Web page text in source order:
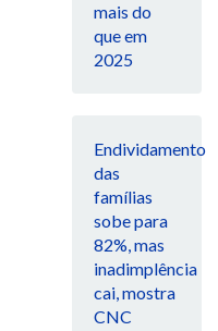
mais do
que em
2025
Endividamento
das
famílias
sobe para
82%, mas
inadimplência
cai, mostra
CNC